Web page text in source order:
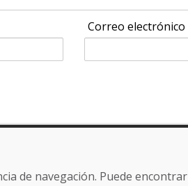
Correo electrónico
Tienda electrónica
de navegación. Puede encontrar